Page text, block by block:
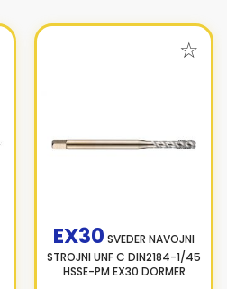
EX30 SVEDER NAVOJNI
STROJNI UNF C DIN2184-1/45
HSSE-PM EX30 DORMER